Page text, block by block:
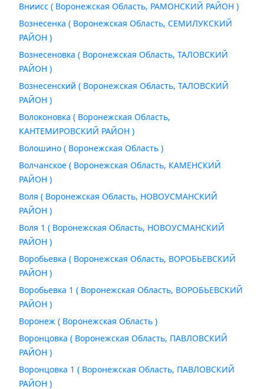
Вниисс ( Воронежская Область, РАМОНСКИЙ РАЙОН )
Вознесенка ( Воронежская Область, СЕМИЛУКСКИЙ
РАЙОН )
Вознесеновка ( Воронежская Область, ТАЛОВСКИЙ
РАЙОН )
Вознесенский ( Воронежская Область, ТАЛОВСКИЙ
РАЙОН )
Волоконовка ( Воронежская Область,
КАНТЕМИРОВСКИЙ РАЙОН )
Волошино ( Воронежская Область )
Волчанское ( Воронежская Область, КАМЕНСКИЙ
РАЙОН )
Воля ( Воронежская Область, НОВОУСМАНСКИЙ
РАЙОН )
Воля 1 ( Воронежская Область, НОВОУСМАНСКИЙ
РАЙОН )
Воробьевка ( Воронежская Область, ВОРОБЬЕВСКИЙ
РАЙОН )
Воробьевка 1 ( Воронежская Область, ВОРОБЬЕВСКИЙ
РАЙОН )
Воронеж ( Воронежская Область )
Воронцовка ( Воронежская Область, ПАВЛОВСКИЙ
РАЙОН )
Воронцовка 1 ( Воронежская Область, ПАВЛОВСКИЙ
РАЙОН )